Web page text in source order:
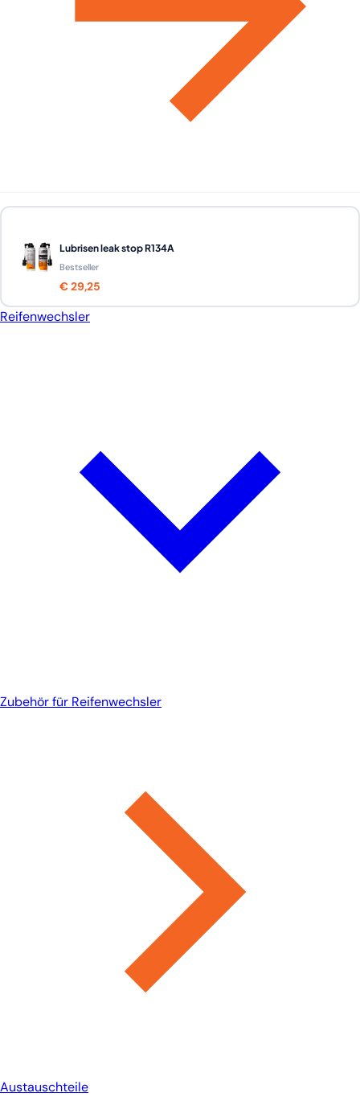
Lubrisen leak stop R134A
Bestseller
€ 29,25
Reifenwechsler
Zubehör für Reifenwechsler
Austauschteile